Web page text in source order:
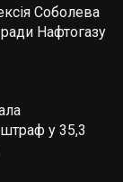
Соболева
Нафтогазу
у 35,3